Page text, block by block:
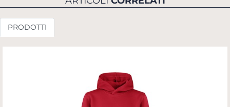
PRODOTTI